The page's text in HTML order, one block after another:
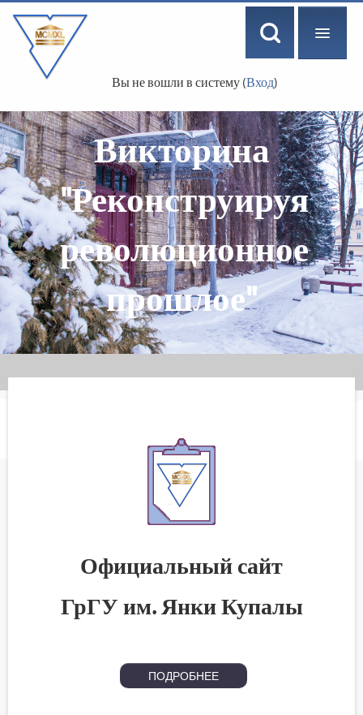
Вы не вошли в систему (Вход)
РУССКИЙ ‎(RU)‎Викторина
"Реконструируя
революционное
прошлое"
Официальный сайт
ГрГУ им. Янки Купалы
ПОДРОБНЕЕ